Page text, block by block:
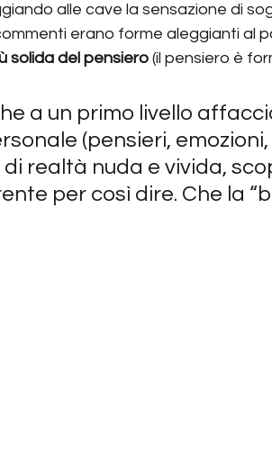
alle cave la sensazione di
erano forme aleggianti al
solida del pensiero (il pensiero è
a un primo livello
(pensieri,
di realtà nuda e vivida,
per così dire. Che la